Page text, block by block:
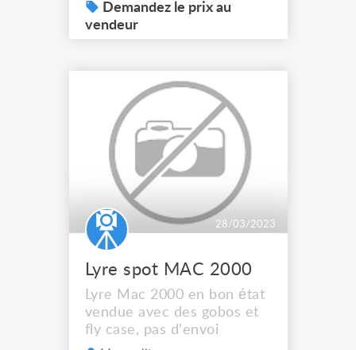
fonctionnement, peut être
remis au goût du jour,
même en led (4 supports
offre, pas d'envoi.
Demandez le prix au
vendeur
28/03/2023
Lyre spot MAC 2000
Lyre Mac 2000 en bon état
vendue avec des gobos et
fly case, pas d'envoi